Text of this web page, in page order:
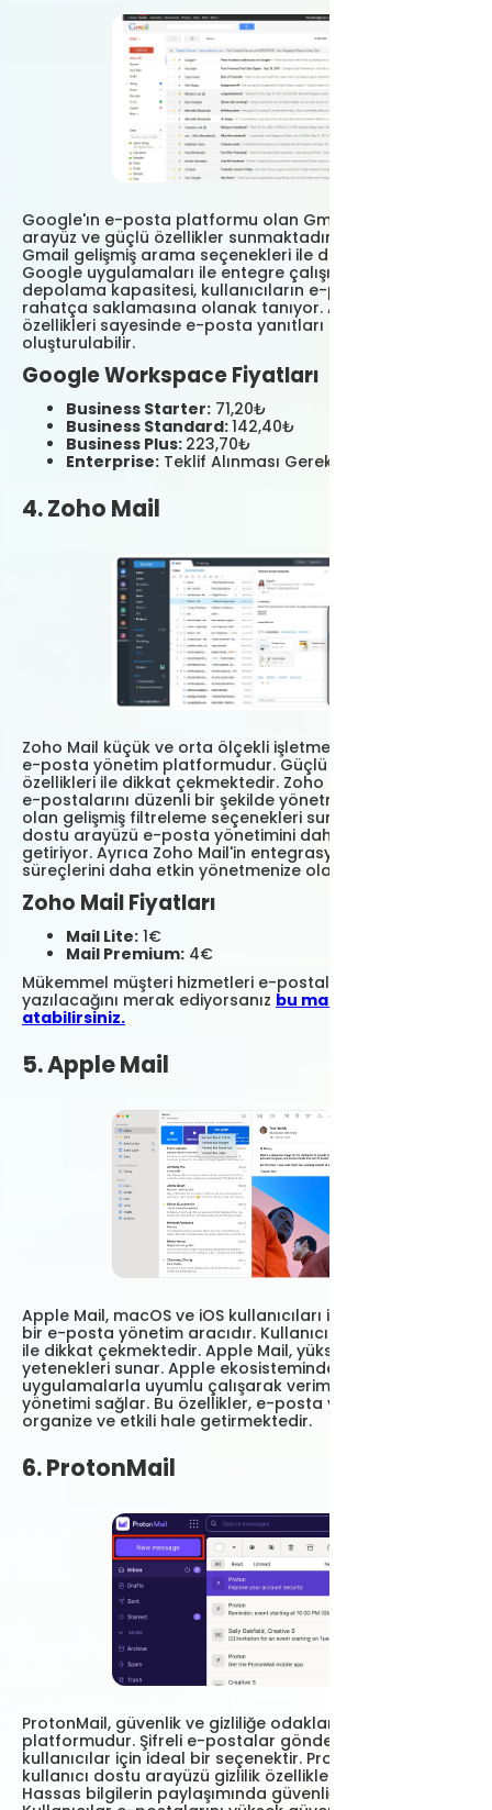
Google'ın e-posta platformu olan Gmail, sade bir
arayüz ve güçlü özellikler sunmaktadır. 2025 yılında
Gmail gelişmiş arama seçenekleri ile dikkat çekiyor.
Google uygulamaları ile entegre çalışır. Gmail'in geniş
depolama kapasitesi, kullanıcıların e-postalarını
rahatça saklamasına olanak tanıyor. Ayrıca akıllı yanıt
özellikleri sayesinde e-posta yanıtları hızlıca
oluşturulabilir.
Google Workspace Fiyatları
Business Starter: 71,20₺
Business Standard:142,40₺
Business Plus: 223,70₺
Enterprise: Teklif Alınması Gerekiyor
4. Zoho Mail
Zoho Mail küçük ve orta ölçekli işletmeler için ideal bir
e-posta yönetim platformudur. Güçlü güvenlik
özellikleri ile dikkat çekmektedir. Zoho Mail kullanıcıların
e-postalarını düzenli bir şekilde yönetmelerine yardımcı
olan gelişmiş filtreleme seçenekleri sunuyor. Kullanıcı
dostu arayüzü e-posta yönetimini daha kolay hale
getiriyor. Ayrıca Zoho Mail'in entegrasyon seçenekleri iş
süreçlerini daha etkin yönetmenize olanak sağlıyor.
Zoho Mail Fiyatları
Mail Lite: 1€
Mail Premium: 4€
Mükemmel müşteri hizmetleri e-postalarının nasıl
yazılacağını merak ediyorsanız bu makalemize göz
atabilirsiniz.
5. Apple Mail
Apple Mail, macOS ve iOS kullanıcıları için mükemmel
bir e-posta yönetim aracıdır. Kullanıcı dostu tasarımı
ile dikkat çekmektedir. Apple Mail, yüksek entegrasyon
yetenekleri sunar. Apple ekosistemindeki diğer
uygulamalarla uyumlu çalışarak verimli bir e-posta
yönetimi sağlar. Bu özellikler, e-posta yönetimini daha
organize ve etkili hale getirmektedir.
6. ProtonMail
ProtonMail, güvenlik ve gizliliğe odaklanan bir e-posta
platformudur. Şifreli e-postalar göndermek isteyen
kullanıcılar için ideal bir seçenektir. ProtonMail' in
kullanıcı dostu arayüzü gizlilik özellikleri ile birleşir.
Hassas bilgilerin paylaşımında güvenliği artırır.